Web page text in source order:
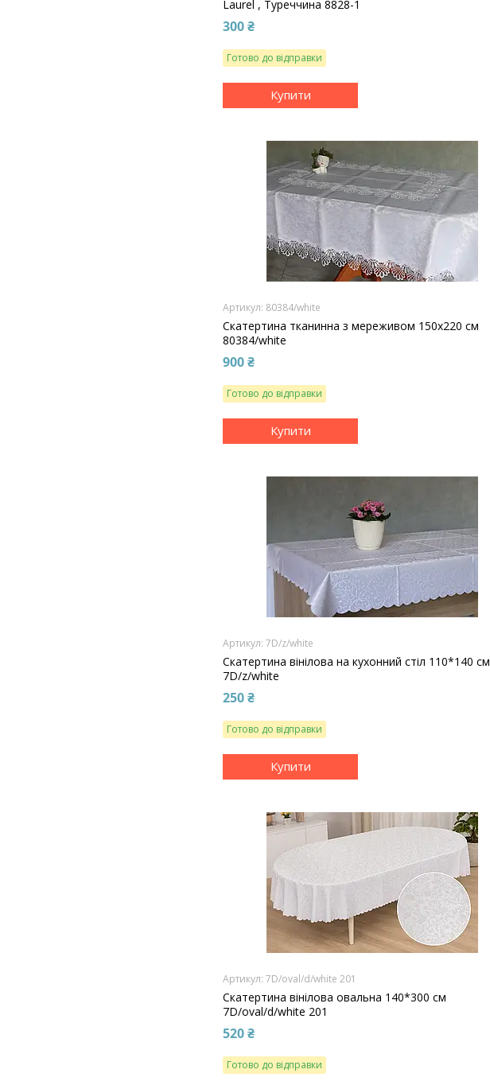
Laurel , Туреччина 8828-1
300 ₴
Готово до відправки
Купити
80384/white
Скатертина тканинна з мереживом 150x220 см
80384/white
900 ₴
Готово до відправки
Купити
7D/z/white
Скатертина вінілова на кухонний стіл 110*140 см
7D/z/white
250 ₴
Готово до відправки
Купити
7D/oval/d/white 201
Скатертина вінілова овальна 140*300 см
7D/oval/d/white 201
520 ₴
Готово до відправки